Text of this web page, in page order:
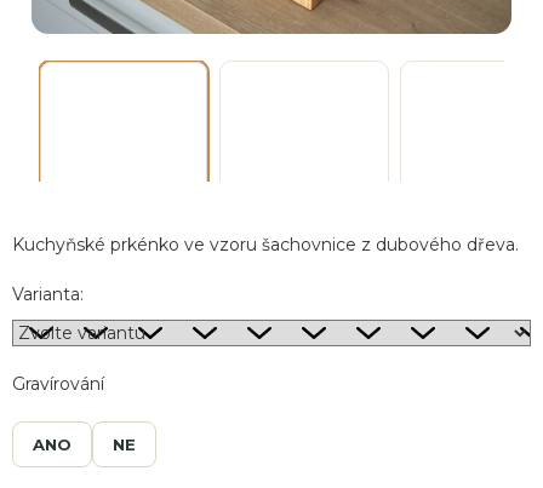
Kuchyňské prkénko ve vzoru šachovnice z dubového dřeva.
Varianta:
Gravírování
ANO NE